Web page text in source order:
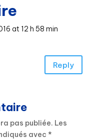
at 12 h 58 min
Reply
pas publiée. Les
avec *